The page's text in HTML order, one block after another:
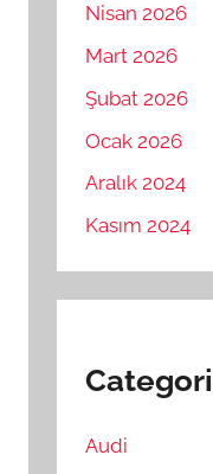
Nisan 2026
Mart 2026
Şubat 2026
Ocak 2026
Aralık 2024
Kasım 2024
Audi